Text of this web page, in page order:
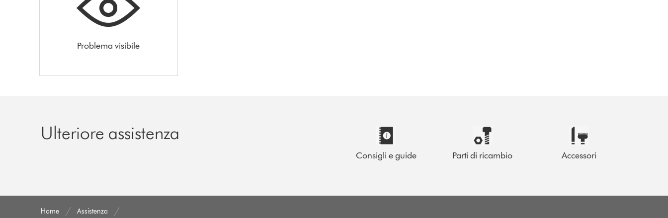
Problema visibile
Ulteriore assistenza
Consigli e guide Parti di ricambio Accessori
Home Assistenza